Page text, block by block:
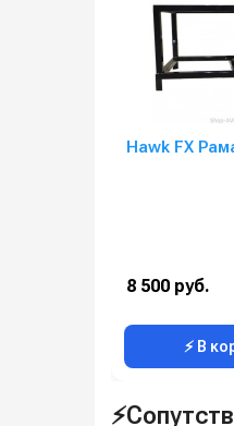
Hawk FX
8 500 руб.
⚡ В